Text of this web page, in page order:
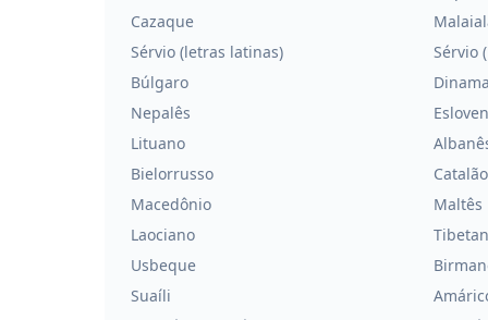
Cazaque
Sérvio (letras latinas)
Sérvio
Búlgaro
Nepalês
Lituano
Bielorrusso
Catalão
Macedônio
Maltês
Laociano
Usbeque
Suaíli